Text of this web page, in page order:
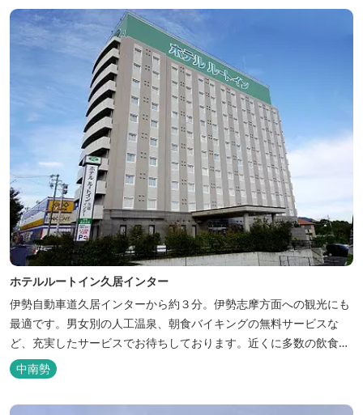
ホテルルートイン久居インター
伊勢自動車道久居インターから約３分。伊勢志摩方面への観光にも
最適です。男女別の人工温泉、朝食バイキングの無料サービスな
ど、充実したサービスでお待ちしております。近くに多数の飲食店
や物販店もあります。
中南勢